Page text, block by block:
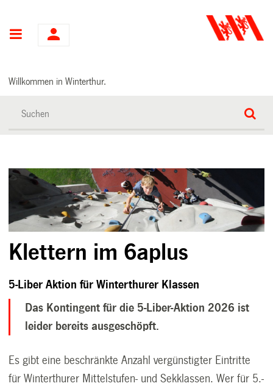
Hauptnavigation
Willkommen in Winterthur.
Klettern im 6aplus
5-Liber Aktion für Winterthurer Klassen
Das Kontingent für die 5-Liber-Aktion 2026 ist
leider bereits ausgeschöpft.
Es gibt eine beschränkte Anzahl vergünstigter Eintritte
für Winterthurer Mittelstufen- und Sekklassen. Wer für 5.-